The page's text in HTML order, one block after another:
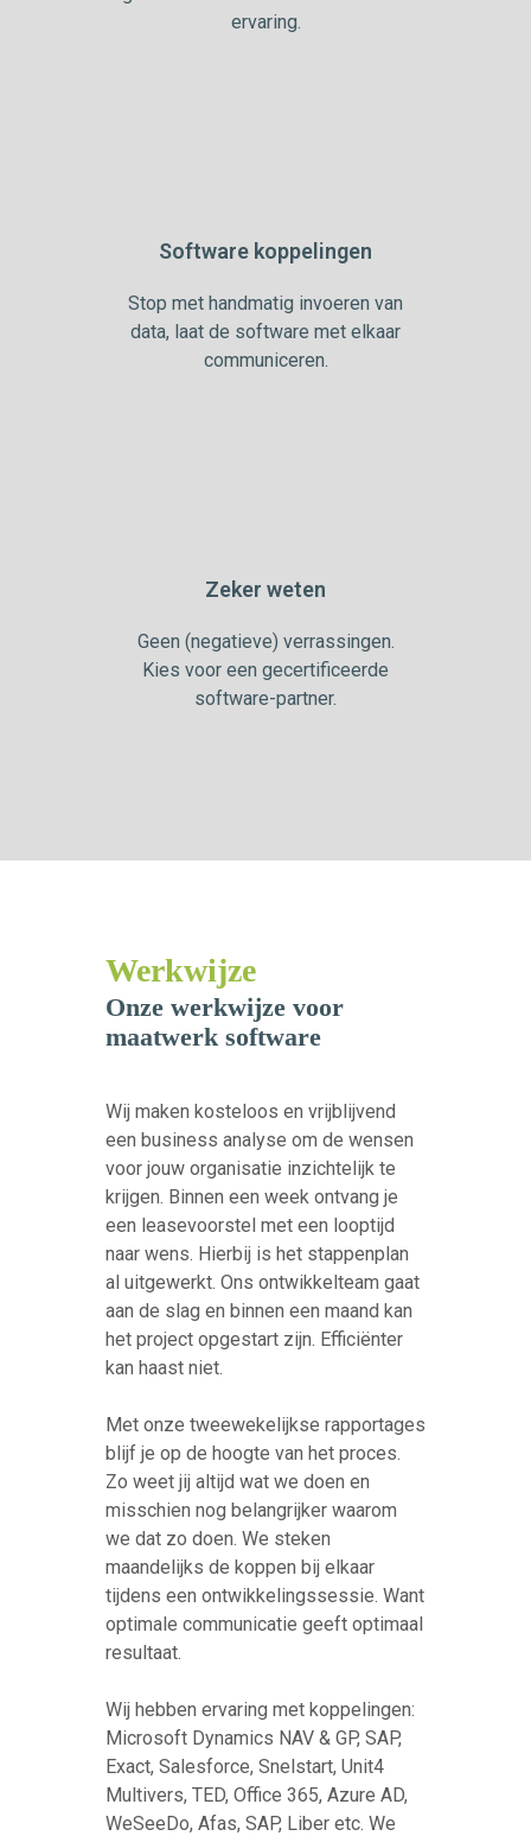
ervaring.
Software koppelingen
Stop met handmatig invoeren van
data, laat de software met elkaar
communiceren.
Zeker weten
Geen (negatieve) verrassingen.
Kies voor een gecertificeerde
software-partner.
Werkwijze
Onze werkwijze voor
maatwerk software
Wij maken kosteloos en vrijblijvend
een business analyse om de wensen
voor jouw organisatie inzichtelijk te
krijgen. Binnen een week ontvang je
een leasevoorstel met een looptijd
naar wens. Hierbij is het stappenplan
al uitgewerkt. Ons ontwikkelteam gaat
aan de slag en binnen een maand kan
het project opgestart zijn. Efficiënter
kan haast niet.
Met onze tweewekelijkse rapportages
blijf je op de hoogte van het proces.
Zo weet jij altijd wat we doen en
misschien nog belangrijker waarom
we dat zo doen. We steken
maandelijks de koppen bij elkaar
tijdens een ontwikkelingssessie. Want
optimale communicatie geeft optimaal
resultaat.
Wij hebben ervaring met koppelingen:
Microsoft Dynamics NAV & GP, SAP,
Exact, Salesforce, Snelstart, Unit4
Multivers, TED, Office 365, Azure AD,
WeSeeDo, Afas, SAP, Liber etc. We